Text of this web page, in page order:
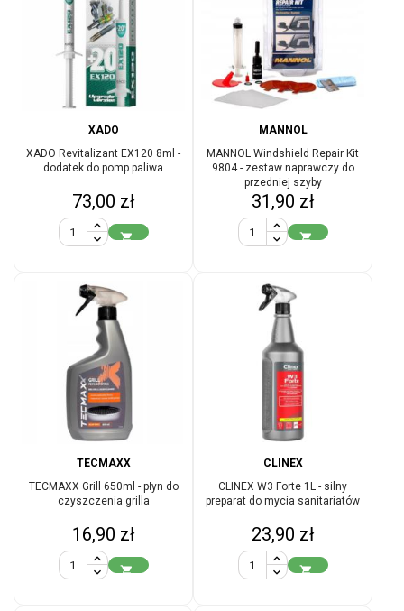
XADO
XADO Revitalizant EX120 8ml -
dodatek do pomp paliwa
Cena
73,00 zł

MANNOL
MANNOL Windshield Repair Kit
9804 - zestaw naprawczy do
przedniej szyby
Cena
31,90 zł

TECMAXX
TECMAXX Grill 650ml - płyn do
czyszczenia grilla
Cena
16,90 zł

CLINEX
CLINEX W3 Forte 1L - silny
preparat do mycia sanitariatów
Cena
23,90 zł
